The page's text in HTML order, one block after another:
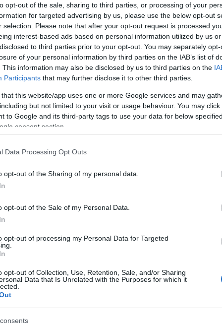
opt-out of the sale, sharing to third parties, or processing of your
for targeted advertising by us, please use the below opt-out
selection. Please note that after your opt-out request is processed
interest-based ads based on personal information utilized by us
to third parties prior to your opt-out. You may separately
of your personal information by third parties on the IAB’s list of
This information may also be disclosed by us to third parties on the
Participants that may further disclose it to other third parties.
that this website/app uses one or more Google services and may
but not limited to your visit or usage behaviour. You may
to Google and its third-party tags to use your data for below
consent section.
Data Processing Opt Outs
opt-out of the Sharing of my personal data.
opt-out of the Sale of my Personal Data.
opt-out of processing my Personal Data for Targeted
opt-out of Collection, Use, Retention, Sale, and/or Sharing
Data that Is Unrelated with the Purposes for which it
vált, a rejtélyes megszállások egyre gyakoribbak.
jelenlétében fény derült a titokra: egy ezer
széthúzást és viszályt keltő turáni átkot mondta
év után végre nyugalmat leljen, ám ehhez a
a széthúzást megszüntesse, ki kell békülnie
Jobbot a Bazilikából, hogy kezet foghasson
ám a videótékás Nóri, Szent István ideiglenes
méretű energia áramoltatásához. Az átok
teher alatt.